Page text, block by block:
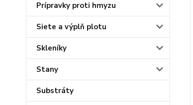
Prípravky proti hmyzu
Siete a výplň plotu
Skleníky
Stany
Substráty